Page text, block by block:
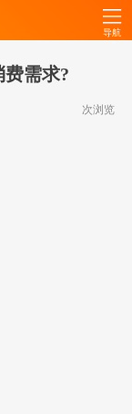
导航
需求?
次浏览